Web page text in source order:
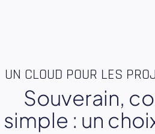
UN CLOUD POUR LES
Souverain,
simple : un